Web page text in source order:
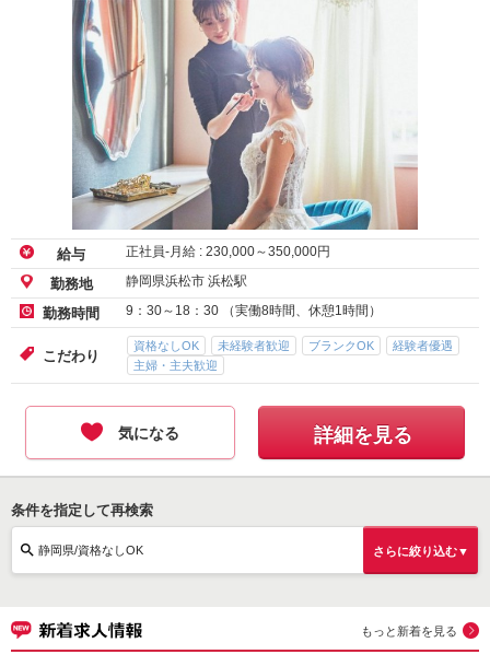
給与 正社員-月給 : 230,000～350,000円
勤務地 静岡県浜松市 浜松駅
勤務時間 9：30～18：30 （実働8時間、休憩1時間）
こだわり
資格なしOK 未経験者歓迎 ブランクOK
経験者優遇
主婦・主夫歓迎
気になる 詳細を見る
条件を指定して再検索
静岡県/資格なしOK さらに絞り込む▼
もっと新着を見る